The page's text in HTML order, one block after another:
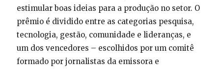
estimular boas ideias para a produção no setor. O
prêmio é dividido entre as categorias pesquisa,
tecnologia, gestão, comunidade e lideranças, e
um dos vencedores – escolhidos por um comitê
formado por jornalistas da emissora e